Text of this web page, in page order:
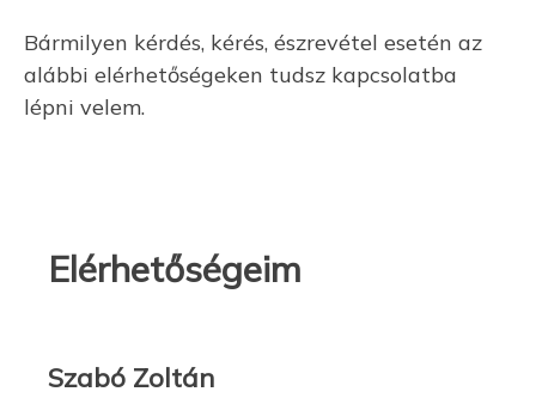
Bármilyen kérdés, kérés, észrevétel esetén az
alábbi elérhetőségeken tudsz kapcsolatba
lépni velem.
Elérhetőségeim
Szabó Zoltán